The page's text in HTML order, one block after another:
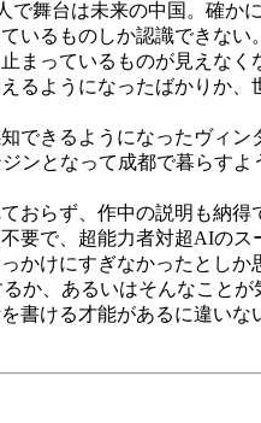
舞台は未来の中国。確か
るものしか認識できな
まっているものが見えな
るようになったばかりか
きるようになったヴィ
となって成都で暮らす
らず、作中の説明も納
要で、超能力者対超AIの
かけにすぎなかったとしか
、あるいはそんなこと
書ける才能があるに違い